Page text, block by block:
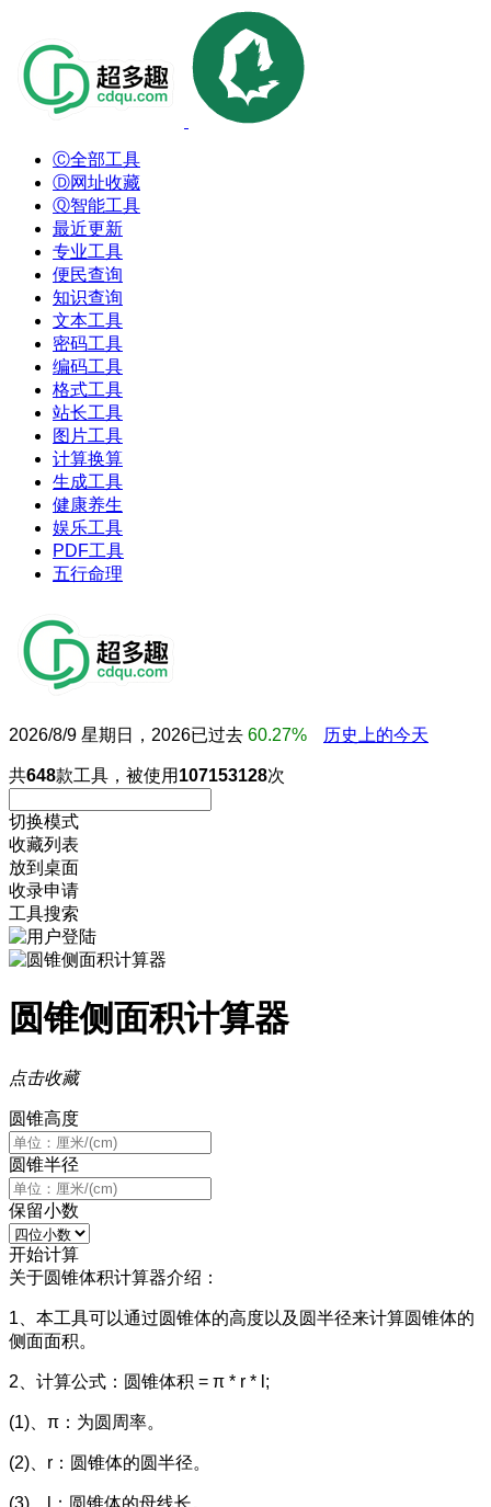
Ⓒ全部工具
Ⓓ网址收藏
Ⓠ智能工具
最近更新
专业工具
便民查询
知识查询
文本工具
密码工具
编码工具
格式工具
站长工具
图片工具
计算换算
生成工具
健康养生
娱乐工具
PDF工具
五行命理
2026/8/9 星期日，2026已过去 60.27% 历史上的今天
共648款工具，被使用 107153128次
切换模式
收藏列表
放到桌面
收录申请
工具搜索
圆锥侧面积计算器
点击收藏
圆锥高度
圆锥半径
保留小数
开始计算
关于圆锥体积计算器介绍：
1、本工具可以通过圆锥体的高度以及圆半径来计算圆锥体的
侧面面积。
2、计算公式：圆锥体积 = π * r * l;
(1)、π：为圆周率。
(2)、r：圆锥体的圆半径。
(3)、l：圆锥体的母线长。